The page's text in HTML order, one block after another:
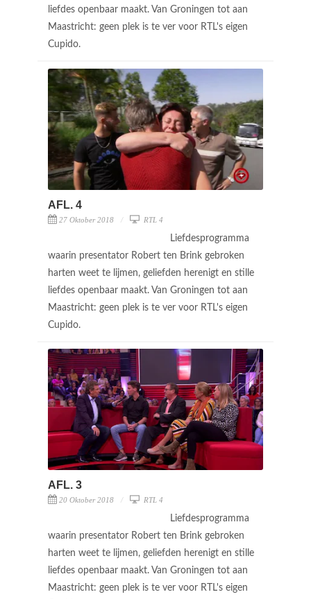
liefdes openbaar maakt. Van Groningen tot aan
Maastricht: geen plek is te ver voor RTL's eigen
Cupido.
AFL. 4
27 Oktober 2018 RTL 4
Liefdesprogramma
waarin presentator Robert ten Brink gebroken
harten weet te lijmen, geliefden herenigt en stille
liefdes openbaar maakt. Van Groningen tot aan
Maastricht: geen plek is te ver voor RTL's eigen
Cupido.
AFL. 3
20 Oktober 2018 RTL 4
Liefdesprogramma
waarin presentator Robert ten Brink gebroken
harten weet te lijmen, geliefden herenigt en stille
liefdes openbaar maakt. Van Groningen tot aan
Maastricht: geen plek is te ver voor RTL's eigen